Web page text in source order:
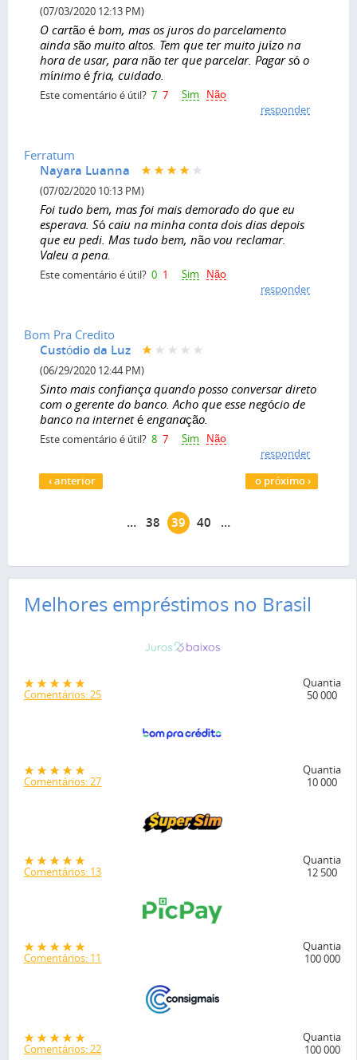
(07/03/2020 12:13 PM)
O cartão é bom, mas os juros do parcelamento
ainda são muito altos. Tem que ter muito juízo na
hora de usar, para não ter que parcelar. Pagar só o
mínimo é fria, cuidado.
Este comentário é útil? 7 7 Sim
Não
responder
Ferratum
Nayara Luanna
(07/02/2020 10:13 PM)
Foi tudo bem, mas foi mais demorado do que eu
esperava. Só caiu na minha conta dois dias depois
que eu pedi. Mas tudo bem, não vou reclamar.
Valeu a pena.
Este comentário é útil? 0 1 Sim
Não
responder
Bom Pra Credito
Custódio da Luz
(06/29/2020 12:44 PM)
Sinto mais confiança quando posso conversar direto
com o gerente do banco. Acho que esse negócio de
banco na internet é enganação.
Este comentário é útil? 8 7 Sim
Não
responder
Páginas
‹ anterior
… 38 39 40 …
o próximo ›
Melhores empréstimos no Brasil
Comentários: 25
Quantia
50 000
Comentários: 27
Quantia
10 000
Comentários: 13
Quantia
12 500
Comentários: 11
Quantia
100 000
Comentários: 22
Quantia
100 000